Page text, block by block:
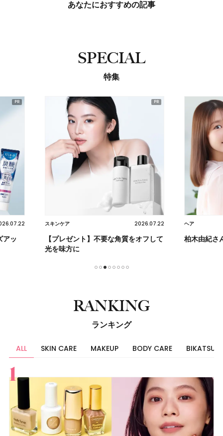
あなたにおすすめの記事
SPECIAL
特集
2026.07.22
フして
ヘア 2026.07.17
柏木由紀さんも感動！
スキンケア
諦めてい
RANKING
ランキング
ALL SKIN CARE MAKEUP BODY CARE BIKATSU
すべて
スキンケア
メイク
ボディケア
美活
ヘア
ライフスタイル
ビューティーズ